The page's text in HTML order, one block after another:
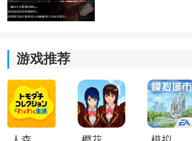
所以打他的核心思路就是不要与他对上X
最上面了，就提前预判他接近击飞之后
跑，重复这个过程就差不多了，没有什
要你持续不跟他对上X轴，那他基本只
吃你技能伤害。
如果到时间剩余血量还有特别多说明目
游戏推荐